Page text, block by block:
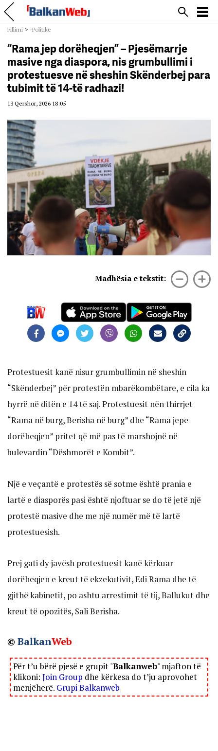
Fillimi > -Politikë
“Rama jep dorëheqjen” – Pjesëmarrje
masive nga diaspora, nis grumbullimi i
protestuesve në sheshin Skënderbej para
tubimit të 14-të radhazi!
13 Qershor, 2026 18:05
Madhësia e tekstit:
Protestuesit kanë nisur grumbullimin në sheshin
“Skënderbej” për protestën mbarëkombëtare, e cila ka
hyrrë në ditën e 14 të saj. Protestuesit nën thirrjet
“Rama në burg, Berisha në burg” dhe “Rama jepe
dorëheqjen” pritet që më pas të marshojnë në
bulevardin “Dëshmorët e Kombit”.
Një e veçantë e protestës së sotme është prania e
lartë e diasporës pasi është njoftuar se do të jetë një
protestë masive dhe me një numër më të lartë
protestuesish.
Prej gati dy javësh protestuesit kanë kërkuar
dorëheqjen e kreut të ekzekutivit, Edi Rama dhe të
gjithë kabinetit, po ashtu arrestimit të tij, Ballukut dhe
kreut të opozitës, Sali Berisha.
© BalkanWeb
Për t’u bërë pjesë e grupit "Balkanweb" mjafton të
klikoni: Join Group dhe kërkesa do t’ju aprovohet
menjëherë. Grupi Balkanweb